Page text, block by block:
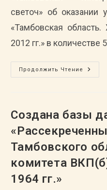
светоч» об оказании
«Тамбовская
2012 гг.» в количестве
Продолжить Чтение
Об
Услуг
По
Книги
Создана базы
Тамбовского
комитета
1964 гг.»